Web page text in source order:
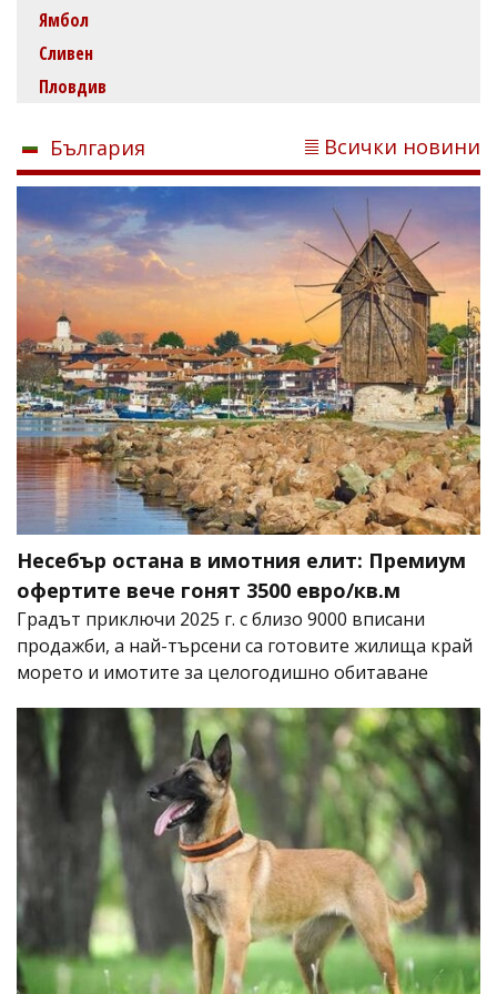
Ямбол
Сливен
Пловдив
България Всички новини
Несебър остана в имотния елит: Премиум
офертите вече гонят 3500 евро/кв.м
Градът приключи 2025 г. с близо 9000 вписани
продажби, а най-търсени са готовите жилища край
морето и имотите за целогодишно обитаване